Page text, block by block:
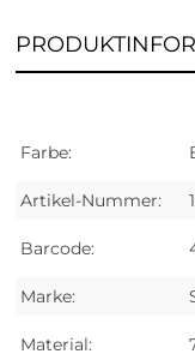
Farbe:
Artikel-Nummer:
Barcode:
Marke:
Material: